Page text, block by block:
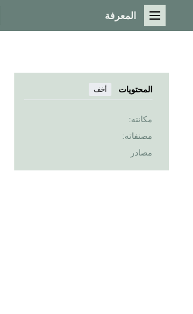
القائمة الرئيسية
المعرفة
المحتويات أخف
مكانته:
مصنفاته:
مصادر